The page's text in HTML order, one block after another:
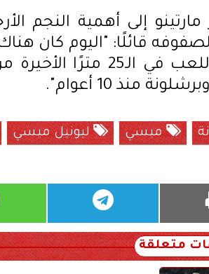
مارتينو إلى أهمية النجم
قائلًا: "اليوم كان
وهو اللعب في
منذ 10 أعوام".
ميسي ليونيل ميسي
متعلقة